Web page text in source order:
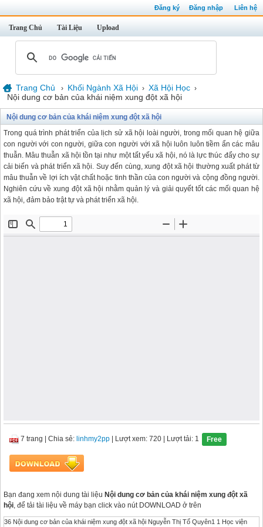
Đăng ký Đăng nhập Liên hệ
Trang Chủ Tài Liệu Upload
Trang Chủ › Khối Ngành Xã Hội › Xã Hội Học ›
Nội dung cơ bản của khái niệm xung đột xã hội
Nội dung cơ bản của khái niệm xung đột xã hội
Trong quá trình phát triển của lịch sử xã hội loài người, trong mối quan hệ giữa
con người với con người, giữa con người với xã hội luôn luôn tiềm ẩn các mâu
thuẫn. Mâu thuẫn xã hội tồn tại như một tất yếu xã hội, nó là lực thúc đẩy cho sự
cải biến và phát triển xã hội. Suy đến cùng, xung đột xã hội thường xuất phát từ
mâu thuẫn về lợi ích vật chất hoặc tinh thần của con người và cộng đồng người.
Nghiên cứu về xung đột xã hội nhằm quản lý và giải quyết tốt các mối quan hệ
xã hội, đảm bảo trật tự và phát triển xã hội.
7 trang Chia sẻ: linhmy2pp | Lượt xem: 720 | Lượt tải: 1 Free
Bạn đang xem nội dung tài liệu Nội dung cơ bản của khái niệm xung đột xã
hội, để tải tài liệu về máy bạn click vào nút DOWNLOAD ở trên
36 Nội dung cơ bản của khái niệm xung đột xã hội Nguyễn Thị Tố Quyên1 1 Học viện